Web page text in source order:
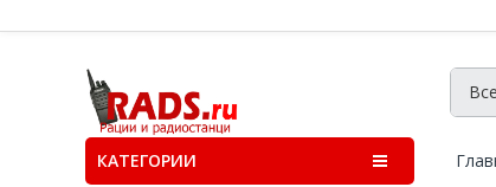
КАТЕГОРИИ